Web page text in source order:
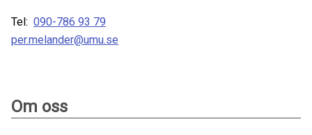
Tel: 090-786 93 79
per.melander@umu.se
Om oss